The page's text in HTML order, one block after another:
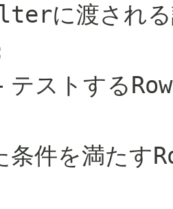
に渡され
テストする
条件を満たす